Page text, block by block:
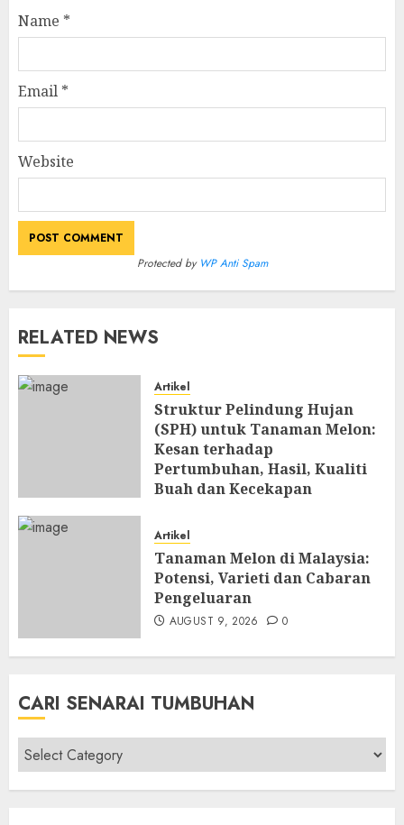
Name *
Email *
Website
Protected by WP Anti Spam
RELATED NEWS
Artikel
Struktur Pelindung Hujan
(SPH) untuk Tanaman Melon:
Kesan terhadap
Pertumbuhan, Hasil, Kualiti
Buah dan Kecekapan
AUGUST 9, 2026
Artikel
Tanaman Melon di Malaysia:
Potensi, Varieti dan Cabaran
Pengeluaran
AUGUST 9, 2026 0
CARI SENARAI TUMBUHAN
Cari
Senarai
Tumbuhan